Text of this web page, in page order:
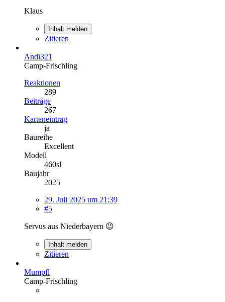
Klaus
Inhalt melden
Zitieren
Andi321
Camp-Frischling
Reaktionen
289
Beiträge
267
Karteneintrag
ja
Baureihe
Excellent
Modell
460sl
Baujahr
2025
29. Juli 2025 um 21:39
#5
Servus aus Niederbayern 😉
Inhalt melden
Zitieren
Mumpfl
Camp-Frischling